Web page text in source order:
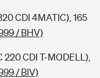
CDI 4MATIC), 165
/ BHV)
CDI T-MODELL),
/ BIV)